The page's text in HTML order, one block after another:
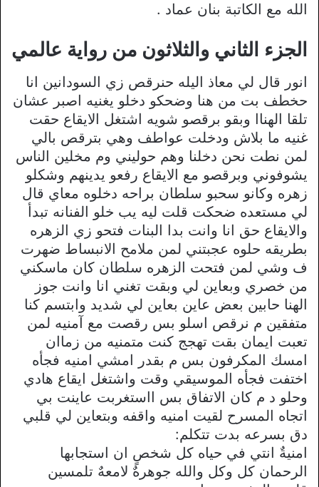
الله مع الكاتبة بنان عماد .
الجزء الثاني والثلاثون من رواية عالمي
انور قال لي معاذ اليله حنرقص زي السودانين انا
حخطف بت من هنا وضحكو دخلو يغنيه اصبر عشان
تلقا الهناا وبقو برقصو شويه اشتغل الايقاع حقت
غنيه ما بلاش ودخلت عواطف وهي بترقص بالي
لمن نطت نحن دخلنا وهم حوليني وم مخلين الناس
يشوفوني وبرقصو مع الايقاع رفعو يدينهم وشكلو
زهره وكانو سحبو سلطان براحه دخلوه معاي قال
لي مستعده ضحكت قلت ليه يب خلو الفنانه تبدأ
والايقاع حق انا وانت بدا البنات فتحو زي الزهره
بطريقه حلوه عجبتني لمن ملامح الانبساط ضهرت
ف وشي لمن فتحت الزهره سلطان كان ماسكني
من خصري وبعاين لي وبقت تغني انا وانت جوز
الهنا حابين بعض عاين بعاين لي شديد وابتسم كنا
متفقين م نرقص اسلو بس رقصت مع آمنيه لمن
تعبت ايمان بقت تهجج كنت متمنيه من زماان
امسك المكرفون بس م بقدر امشي امنيه فجأه
اختفت فجأه الموسيقي وقت واشتغل ايقاع هادي
وحلو د م كان الاتفاق بس ااستغربت عاينت بي
اتجاه المسرح لقيت امنيه واقفه وبتعاين لي قلبي
دق بسرعه بدت تتكلم:
امنيةٌ انتي في حياه كل شخصٍ ان استجابها
الرحمان كل وكل والله جوهرهٌ لامعهٌ تلمسين